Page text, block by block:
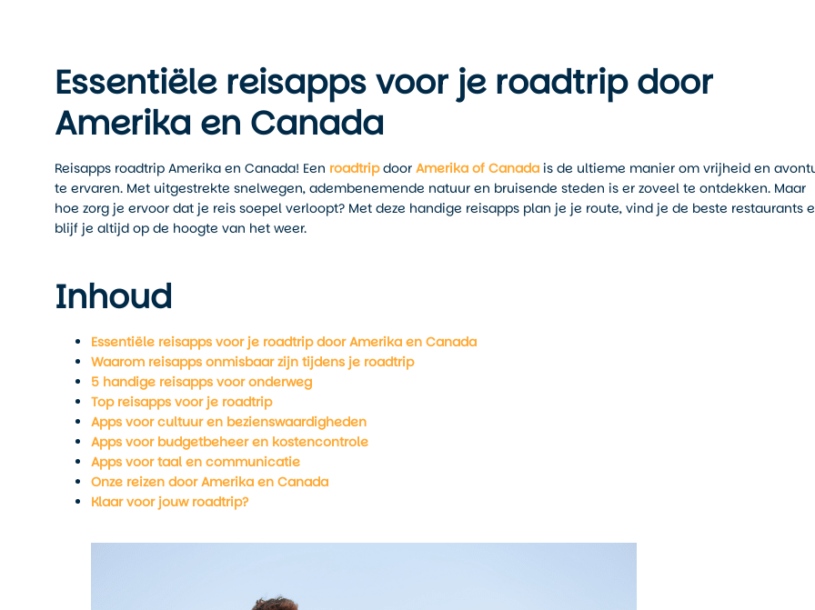
Essentiële reisapps voor je roadtrip door
Amerika en Canada
Reisapps roadtrip Amerika en Canada! Een roadtripdoor Amerika of Canada is de ultieme manier om vrijheid en
te ervaren. Met uitgestrekte snelwegen, adembenemende natuur en bruisende steden is er zoveel te ontdekken. Maar
hoe zorg je ervoor dat je reis soepel verloopt? Met deze handige reisapps plan je je route, vind je de beste restaurants
blijf je altijd op de hoogte van het weer.
Inhoud
Essentiële reisapps voor je roadtrip door Amerika en Canada
Waarom reisapps onmisbaar zijn tijdens je roadtrip
5 handige reisapps voor onderweg
Top reisapps voor je roadtrip
Apps voor cultuur en bezienswaardigheden
Apps voor budgetbeheer en kostencontrole
Apps voor taal en communicatie
Onze reizen door Amerika en Canada
Klaar voor jouw roadtrip?